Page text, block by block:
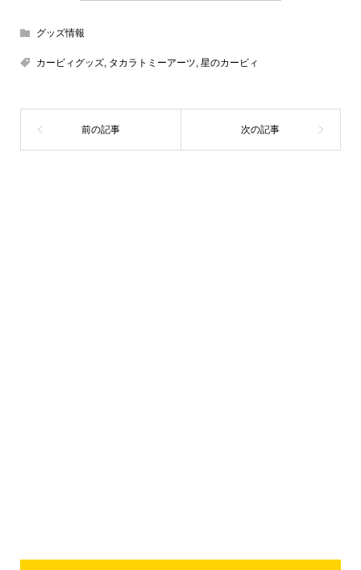
グッズ情報
カービィグッズ, タカラトミーアーツ, 星のカービィ